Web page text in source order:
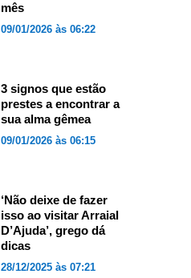
mês
09/01/2026 às 06:22
3 signos que estão
prestes a encontrar a
sua alma gêmea
09/01/2026 às 06:15
‘Não deixe de fazer
isso ao visitar Arraial
D’Ajuda’, grego dá
dicas
28/12/2025 às 07:21